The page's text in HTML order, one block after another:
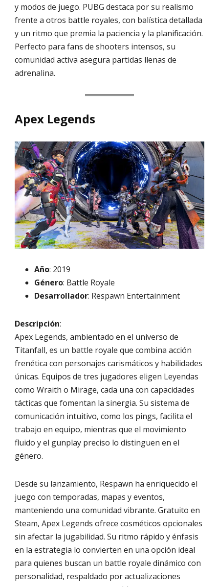
y modos de juego. PUBG destaca por su realismo
frente a otros battle royales, con balística detallada
y un ritmo que premia la paciencia y la planificación.
Perfecto para fans de shooters intensos, su
comunidad activa asegura partidas llenas de
adrenalina.
Apex Legends
Año: 2019
Género: Battle Royale
Desarrollador: Respawn Entertainment
Descripción:
Apex Legends, ambientado en el universo de
Titanfall, es un battle royale que combina acción
frenética con personajes carismáticos y habilidades
únicas. Equipos de tres jugadores eligen Leyendas
como Wraith o Mirage, cada una con capacidades
tácticas que fomentan la sinergia. Su sistema de
comunicación intuitivo, como los pings, facilita el
trabajo en equipo, mientras que el movimiento
fluido y el gunplay preciso lo distinguen en el
género.
Desde su lanzamiento, Respawn ha enriquecido el
juego con temporadas, mapas y eventos,
manteniendo una comunidad vibrante. Gratuito en
Steam, Apex Legends ofrece cosméticos opcionales
sin afectar la jugabilidad. Su ritmo rápido y énfasis
en la estrategia lo convierten en una opción ideal
para quienes buscan un battle royale dinámico con
personalidad, respaldado por actualizaciones